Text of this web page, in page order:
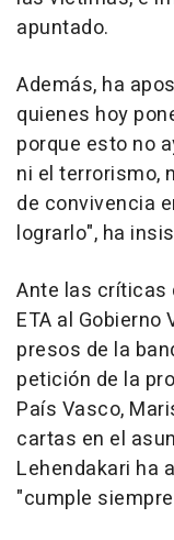
apuntado.
Además, ha
quienes hoy
porque esto no
ni el terrorismo,
de convivencia
lograrlo", ha
Ante las críticas
ETA al
presos de la
petición de la
País Vasco,
cartas en el
Lehendakari ha
"cumple